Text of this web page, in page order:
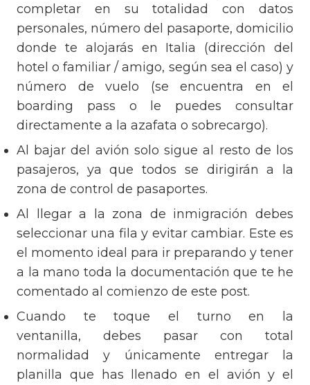
completar en su totalidad con datos
personales, número del pasaporte, domicilio
donde te alojarás en Italia (dirección del
hotel o familiar / amigo, según sea el caso) y
número de vuelo (se encuentra en el
boarding pass o le puedes consultar
directamente a la azafata o sobrecargo).
Al bajar del avión solo sigue al resto de los
pasajeros, ya que todos se dirigirán a la
zona de control de pasaportes.
Al llegar a la zona de inmigración debes
seleccionar una fila y evitar cambiar. Este es
el momento ideal para ir preparando y tener
a la mano toda la documentación que te he
comentado al comienzo de este post.
Cuando te toque el turno en la
ventanilla, debes pasar con total
normalidad y únicamente entregar la
planilla que has llenado en el avión y el